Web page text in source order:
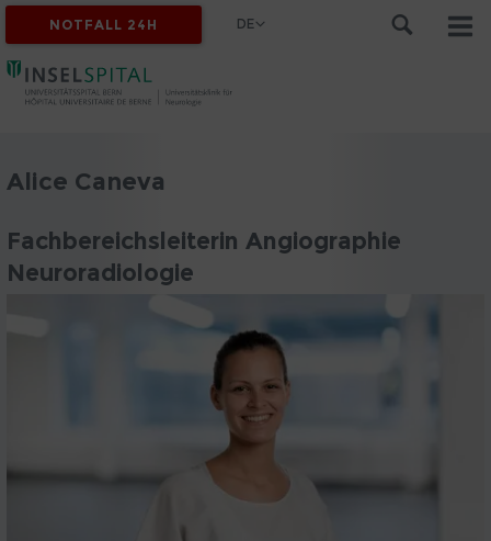
NOTFALL 24H DE
Alice Caneva
Fachbereichsleiterin Angiographie
Neuroradiologie